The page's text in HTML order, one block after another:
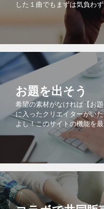
した１曲でもまずは気負わ
お題を出そう
希望の素材がなければ【お
に入ったクリエイターがい
よし！このサイトの機能を